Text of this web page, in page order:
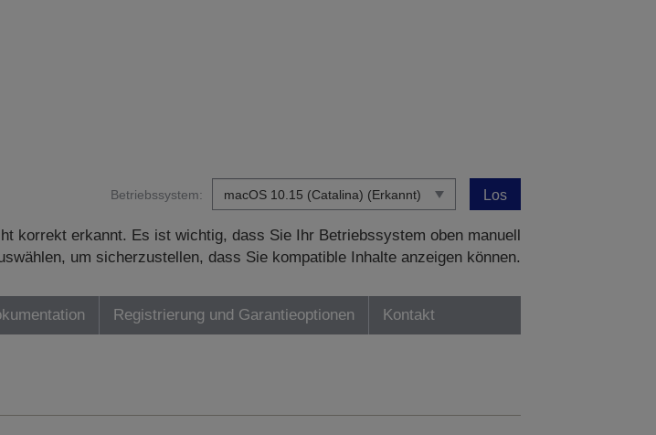
Betriebssystem: Los
korrekt erkannt. Es ist wichtig, dass Sie Ihr Betriebssystem oben manuell
um sicherzustellen, dass Sie kompatible Inhalte anzeigen können.
Registrierung und Garantieoptionen Kontakt